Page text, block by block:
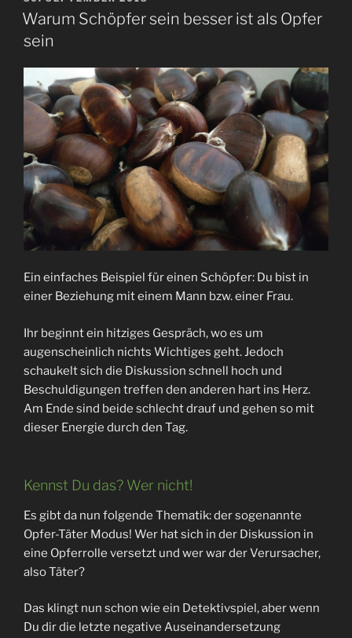
AM
Warum Schöpfer sein besser ist als Opfer
sein
Ein einfaches Beispiel für einen Schöpfer: Du bist in
einer Beziehung mit einem Mann bzw. einer Frau.
Ihr beginnt ein hitziges Gespräch, wo es um
augenscheinlich nichts Wichtiges geht. Jedoch
schaukelt sich die Diskussion schnell hoch und
Beschuldigungen treffen den anderen hart ins Herz.
Am Ende sind beide schlecht drauf und gehen so mit
dieser Energie durch den Tag.
Kennst Du das? Wer nicht!
Es gibt da nun folgende Thematik: der sogenannte
Opfer-Täter Modus! Wer hat sich in der Diskussion in
eine Opferrolle versetzt und wer war der Verursacher,
also Täter?
Das klingt nun schon wie ein Detektivspiel, aber wenn
Du dir die letzte negative Auseinandersetzung